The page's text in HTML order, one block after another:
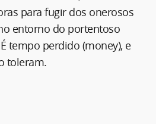
para fugir dos onerosos
entorno do portentoso
tempo perdido (money), e
toleram.